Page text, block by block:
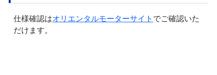
仕様確認はオリエンタルモーターサイト でご確認いた
だけます。